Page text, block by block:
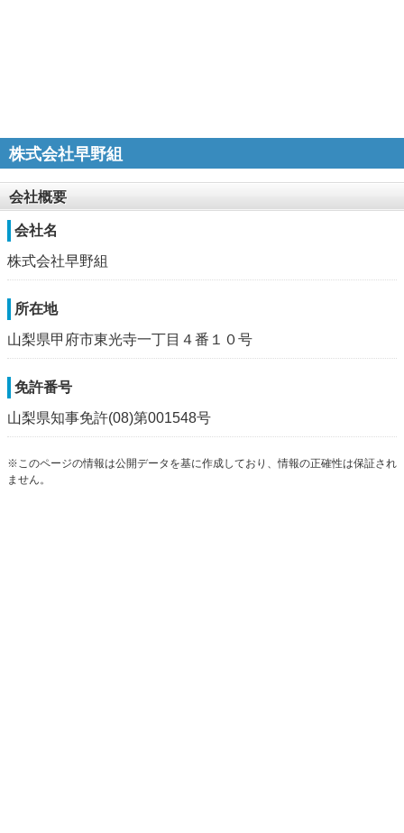
株式会社早野組
会社概要
会社名
株式会社早野組
所在地
山梨県甲府市東光寺一丁目４番１０号
免許番号
山梨県知事免許(08)第001548号
※このページの情報は公開データを基に作成しており、情報の正確性は保証され
ません。